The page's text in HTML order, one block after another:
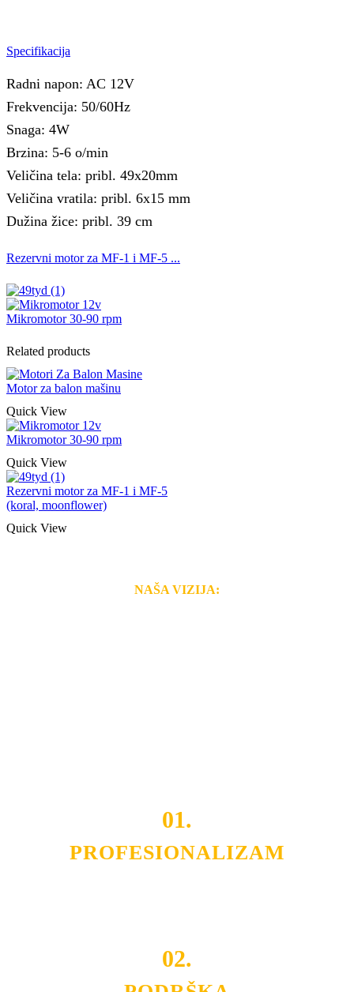
Specifikacija
Radni napon: AC 12V
Frekvencija: 50/60Hz
Snaga: 4W
Brzina: 5-6 o/min
Veličina tela: pribl. 49x20mm
Veličina vratila: pribl. 6x15 mm
Dužina žice: pribl. 39 cm
Rezervni motor za MF-1 i MF-5 ...
Mikromotor 30-90 rpm
Related products
Motor za balon mašinu
Quick View
Mikromotor 30-90 rpm
Quick View
Rezervni motor za MF-1 i MF-5
(koral, moonflower)
Quick View
NAŠA VIZIJA:
01.
PROFESIONALIZAM
02.